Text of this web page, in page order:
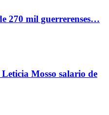
270 mil guerrerenses…
Mosso salario de